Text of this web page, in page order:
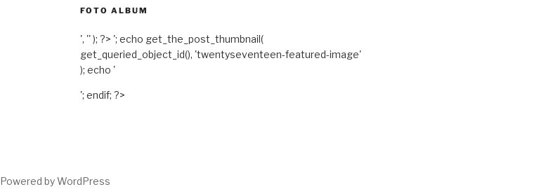
FOTO ALBUM
', '' ); ?> '; echo get_the_post_thumbnail(
get_queried_object_id(), 'twentyseventeen-featured-image'
); echo '
'; endif; ?>
Powered by WordPress